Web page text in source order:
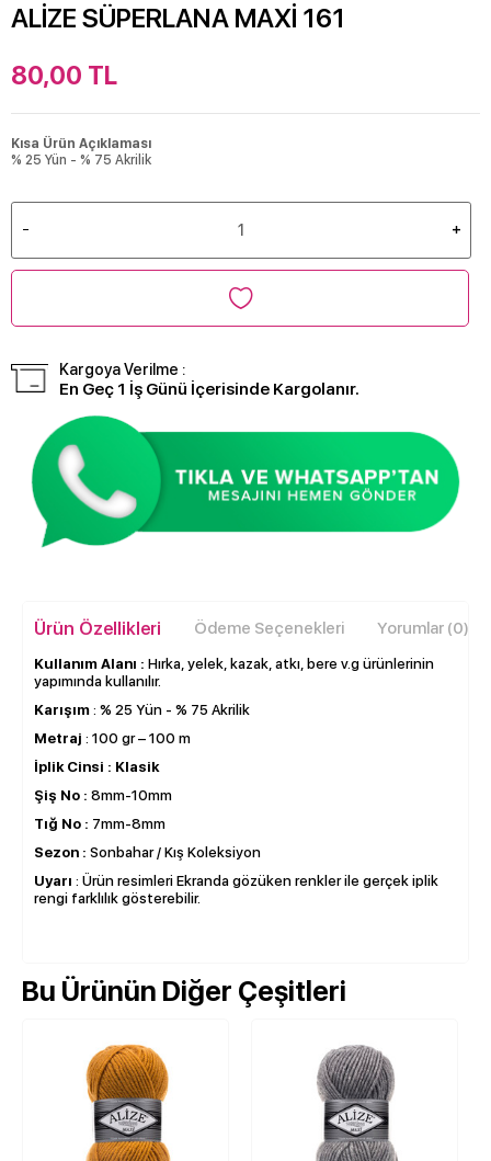
ALİZE SÜPERLANA MAXİ 161
80,00 TL
Kısa Ürün Açıklaması
% 25 Yün - % 75 Akrilik
Kargoya Verilme :
En Geç 1 İş Günü İçerisinde Kargolanır.
Ürün Özellikleri Ödeme Seçenekleri Yorumlar (0)
Kullanım Alanı : Hırka, yelek, kazak, atkı, bere v.g ürünlerinin
yapımında kullanılır.
Karışım : % 25 Yün - % 75 Akrilik
Metraj : 100 gr – 100 m
İplik Cinsi : Klasik
Şiş No : 8mm-10mm
Tığ No : 7mm-8mm
Sezon : Sonbahar / Kış Koleksiyon
Uyarı : Ürün resimleri Ekranda gözüken renkler ile gerçek iplik
rengi farklılık gösterebilir.
Bu Ürünün Diğer Çeşitleri